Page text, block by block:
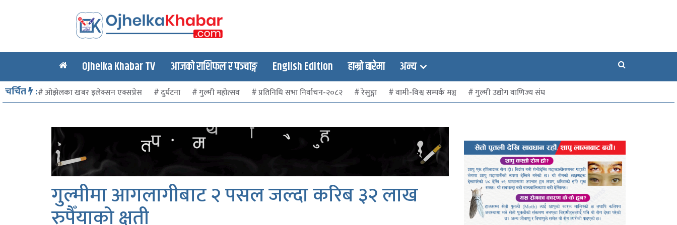
Ojhelka Khabar TV आजको राशिफल र पञ्चाङ्ग English Edition हाम्रो बारेमा अन्य
चर्चित : ओझेलका खबर इलेक्सन एक्सप्रेस दुर्घटना गुल्मी महोत्सव प्रतिनिधि सभा निर्वाचन-२०८२ रेसुङ्गा वामी-विश्व सम्पर्क मञ्च गुल्मी उद्योग वाणिज्य संघ
गुल्मीमा आगलागीबाट २ पसल जल्दा करिब ३२ लाख
रुपैँयाको क्षती